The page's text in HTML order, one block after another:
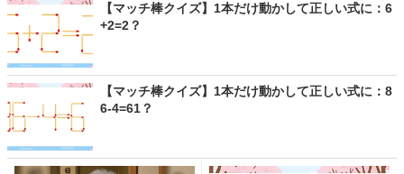
【マッチ棒クイズ】1本だけ動かして正しい式に：6
+2=2？
【マッチ棒クイズ】1本だけ動かして正しい式に：8
6-4=61？